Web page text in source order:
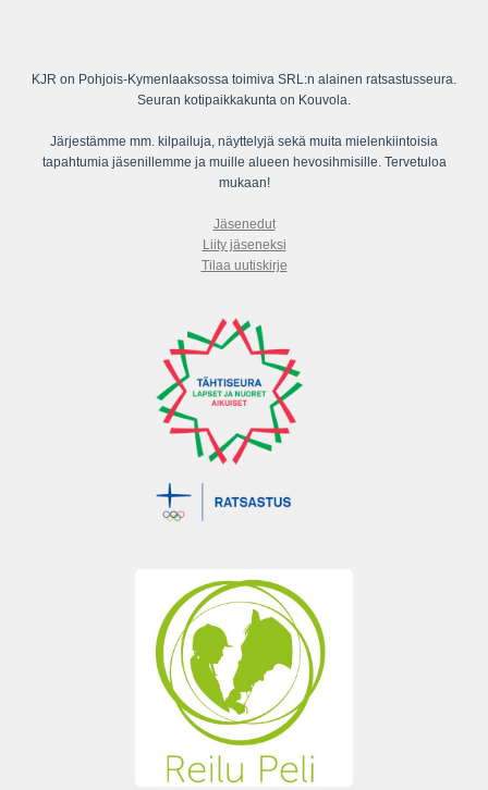
KJR on Pohjois-Kymenlaaksossa toimiva SRL:n alainen ratsastusseura.
Seuran kotipaikkakunta on Kouvola.
Järjestämme mm. kilpailuja, näyttelyjä sekä muita mielenkiintoisia
tapahtumia jäsenillemme ja muille alueen hevosihmisille. Tervetuloa
mukaan!
Jäsenedut
Liity jäseneksi
Tilaa uutiskirje